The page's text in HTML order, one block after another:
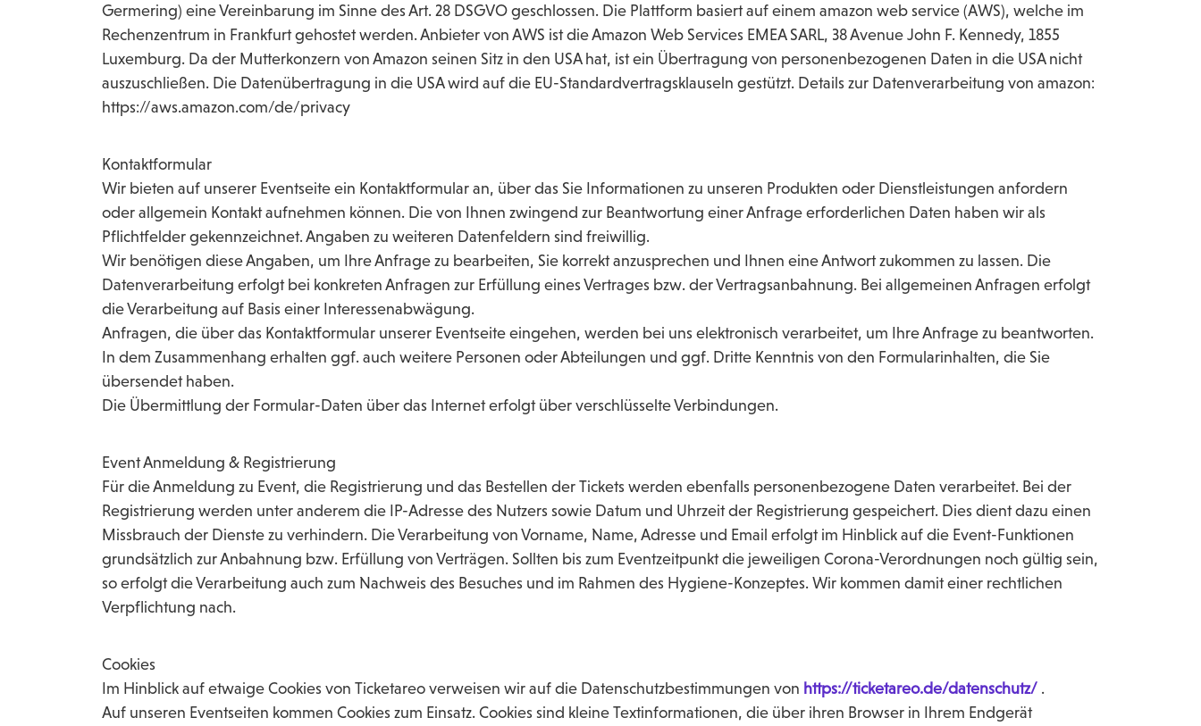
Germering) eine Vereinbarung im Sinne des Art. 28 DSGVO geschlossen. Die Plattform basiert auf einem amazon web service (AWS), welche im
Rechenzentrum in Frankfurt gehostet werden. Anbieter von AWS ist die Amazon Web Services EMEA SARL, 38 Avenue John F. Kennedy, 1855
Luxemburg. Da der Mutterkonzern von Amazon seinen Sitz in den USA hat, ist ein Übertragung von personenbezogenen Daten in die USA nicht
auszuschließen. Die Datenübertragung in die USA wird auf die EU-Standardvertragsklauseln gestützt. Details zur Datenverarbeitung von amazon:
https://aws.amazon.com/de/privacy
Kontaktformular
Wir bieten auf unserer Eventseite ein Kontaktformular an, über das Sie Informationen zu unseren Produkten oder Dienstleistungen anfordern
oder allgemein Kontakt aufnehmen können. Die von Ihnen zwingend zur Beantwortung einer Anfrage erforderlichen Daten haben wir als
Pflichtfelder gekennzeichnet. Angaben zu weiteren Datenfeldern sind freiwillig.
Wir benötigen diese Angaben, um Ihre Anfrage zu bearbeiten, Sie korrekt anzusprechen und Ihnen eine Antwort zukommen zu lassen. Die
Datenverarbeitung erfolgt bei konkreten Anfragen zur Erfüllung eines Vertrages bzw. der Vertragsanbahnung. Bei allgemeinen Anfragen erfolgt
die Verarbeitung auf Basis einer Interessenabwägung.
Anfragen, die über das Kontaktformular unserer Eventseite eingehen, werden bei uns elektronisch verarbeitet, um Ihre Anfrage zu beantworten.
In dem Zusammenhang erhalten ggf. auch weitere Personen oder Abteilungen und ggf. Dritte Kenntnis von den Formularinhalten, die Sie
übersendet haben.
Die Übermittlung der Formular-Daten über das Internet erfolgt über verschlüsselte Verbindungen.
Event Anmeldung & Registrierung
Für die Anmeldung zu Event, die Registrierung und das Bestellen der Tickets werden ebenfalls personenbezogene Daten verarbeitet. Bei der
Registrierung werden unter anderem die IP-Adresse des Nutzers sowie Datum und Uhrzeit der Registrierung gespeichert. Dies dient dazu einen
Missbrauch der Dienste zu verhindern. Die Verarbeitung von Vorname, Name, Adresse und Email erfolgt im Hinblick auf die Event-Funktionen
grundsätzlich zur Anbahnung bzw. Erfüllung von Verträgen. Sollten bis zum Eventzeitpunkt die jeweiligen Corona-Verordnungen noch gültig sein,
so erfolgt die Verarbeitung auch zum Nachweis des Besuches und im Rahmen des Hygiene-Konzeptes. Wir kommen damit einer rechtlichen
Verpflichtung nach.
Cookies
Im Hinblick auf etwaige Cookies von Ticketareo verweisen wir auf die Datenschutzbestimmungen von https://ticketareo.de/datenschutz/ .
Auf unseren Eventseiten kommen Cookies zum Einsatz. Cookies sind kleine Textinformationen, die über ihren Browser in Ihrem Endgerät